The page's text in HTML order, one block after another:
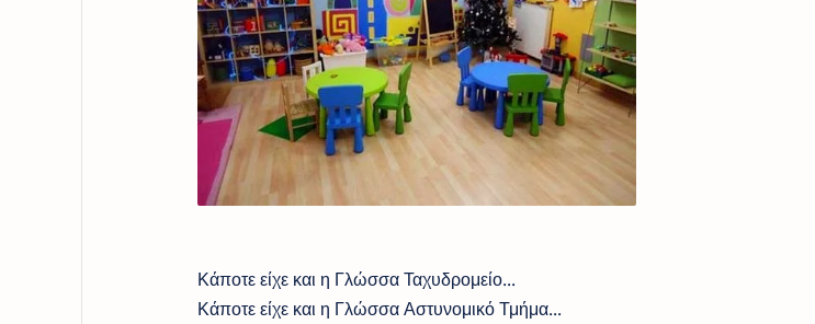
Κάποτε είχε και η Γλώσσα Ταχυδρομείο...
Κάποτε είχε και η Γλώσσα Αστυνομικό Τμήμα...